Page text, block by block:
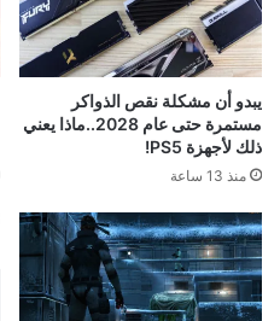
يبدو أن مشكلة نقص الذواكر
مستمرة حتى عام 2028..ماذا يعني
ذلك لأجهزة PS5!
منذ 13 ساعة